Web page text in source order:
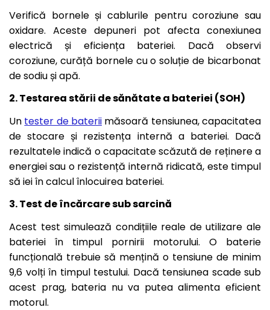
Verifică bornele și cablurile pentru coroziune sau
oxidare. Aceste depuneri pot afecta conexiunea
electrică și eficiența bateriei. Dacă observi
coroziune, curăță bornele cu o soluție de bicarbonat
de sodiu și apă.
2. Testarea stării de sănătate a bateriei (SOH)
Un tester de baterii măsoară tensiunea, capacitatea
de stocare și rezistența internă a bateriei. Dacă
rezultatele indică o capacitate scăzută de reținere a
energiei sau o rezistență internă ridicată, este timpul
să iei în calcul înlocuirea bateriei.
3. Test de încărcare sub sarcină
Acest test simulează condițiile reale de utilizare ale
bateriei în timpul pornirii motorului. O baterie
funcțională trebuie să mențină o tensiune de minim
9,6 volți în timpul testului. Dacă tensiunea scade sub
acest prag, bateria nu va putea alimenta eficient
motorul.